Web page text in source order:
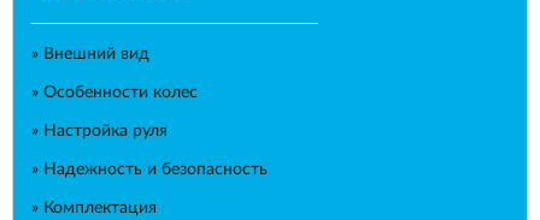
» Внешний вид
» Особенности колес
» Настройка руля
» Надежность и безопасность
» Комплектация